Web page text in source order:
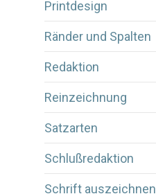
Printdesign
Ränder und Spalten
Redaktion
Reinzeichnung
Satzarten
Schlußredaktion
Schrift auszeichnen